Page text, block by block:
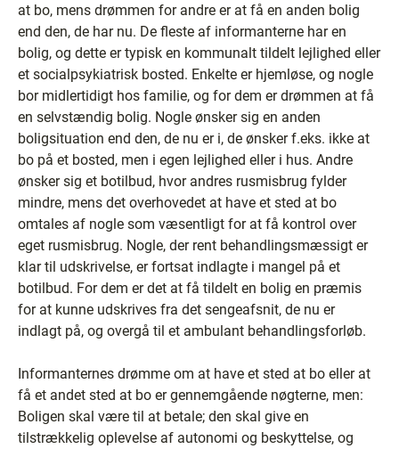
at bo, mens drømmen for andre er at få en anden bolig
end den, de har nu. De fleste af informanterne har en
bolig, og dette er typisk en kommunalt tildelt lejlighed eller
et socialpsykiatrisk bosted. Enkelte er hjemløse, og nogle
bor midlertidigt hos familie, og for dem er drømmen at få
en selvstændig bolig. Nogle ønsker sig en anden
boligsituation end den, de nu er i, de ønsker f.eks. ikke at
bo på et bosted, men i egen lejlighed eller i hus. Andre
ønsker sig et botilbud, hvor andres rusmisbrug fylder
mindre, mens det overhovedet at have et sted at bo
omtales af nogle som væsentligt for at få kontrol over
eget rusmisbrug. Nogle, der rent behandlingsmæssigt er
klar til udskrivelse, er fortsat indlagte i mangel på et
botilbud. For dem er det at få tildelt en bolig en præmis
for at kunne udskrives fra det sengeafsnit, de nu er
indlagt på, og overgå til et ambulant behandlingsforløb.
Informanternes drømme om at have et sted at bo eller at
få et andet sted at bo er gennemgående nøgterne, men:
Boligen skal være til at betale; den skal give en
tilstrækkelig oplevelse af autonomi og beskyttelse, og